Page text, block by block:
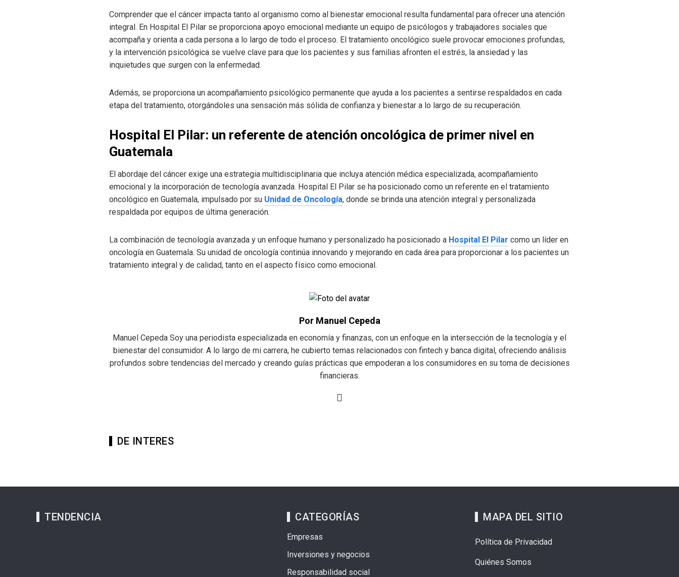
Comprender que el cáncer impacta tanto al organismo como al bienestar emocional resulta fundamental para ofrecer una atención
integral. En Hospital El Pilar se proporciona apoyo emocional mediante un equipo de psicólogos y trabajadores sociales que
acompaña y orienta a cada persona a lo largo de todo el proceso. El tratamiento oncológico suele provocar emociones profundas,
y la intervención psicológica se vuelve clave para que los pacientes y sus familias afronten el estrés, la ansiedad y las
inquietudes que surgen con la enfermedad.
Además, se proporciona un acompañamiento psicológico permanente que ayuda a los pacientes a sentirse respaldados en cada
etapa del tratamiento, otorgándoles una sensación más sólida de confianza y bienestar a lo largo de su recuperación.
Hospital El Pilar: un referente de atención oncológica de primer nivel en
Guatemala
El abordaje del cáncer exige una estrategia multidisciplinaria que incluya atención médica especializada, acompañamiento
emocional y la incorporación de tecnología avanzada. Hospital El Pilar se ha posicionado como un referente en el tratamiento
oncológico en Guatemala, impulsado por su Unidad de Oncología, donde se brinda una atención integral y personalizada
respaldada por equipos de última generación.
La combinación de tecnología avanzada y un enfoque humano y personalizado ha posicionado a Hospital El Pilar como un líder en
oncología en Guatemala. Su unidad de oncología continúa innovando y mejorando en cada área para proporcionar a los pacientes un
tratamiento integral y de calidad, tanto en el aspecto físico como emocional.
Por Manuel Cepeda
Manuel Cepeda Soy una periodista especializada en economía y finanzas, con un enfoque en la intersección de la tecnología y el
bienestar del consumidor. A lo largo de mi carrera, he cubierto temas relacionados con fintech y banca digital, ofreciendo análisis
profundos sobre tendencias del mercado y creando guías prácticas que empoderan a los consumidores en su toma de decisiones
financieras.
DE INTERES
TENDENCIA CATEGORÍAS
Empresas
Inversiones y negocios
Responsabilidad social
MAPA DEL SITIO
Política de Privacidad
Quiénes Somos